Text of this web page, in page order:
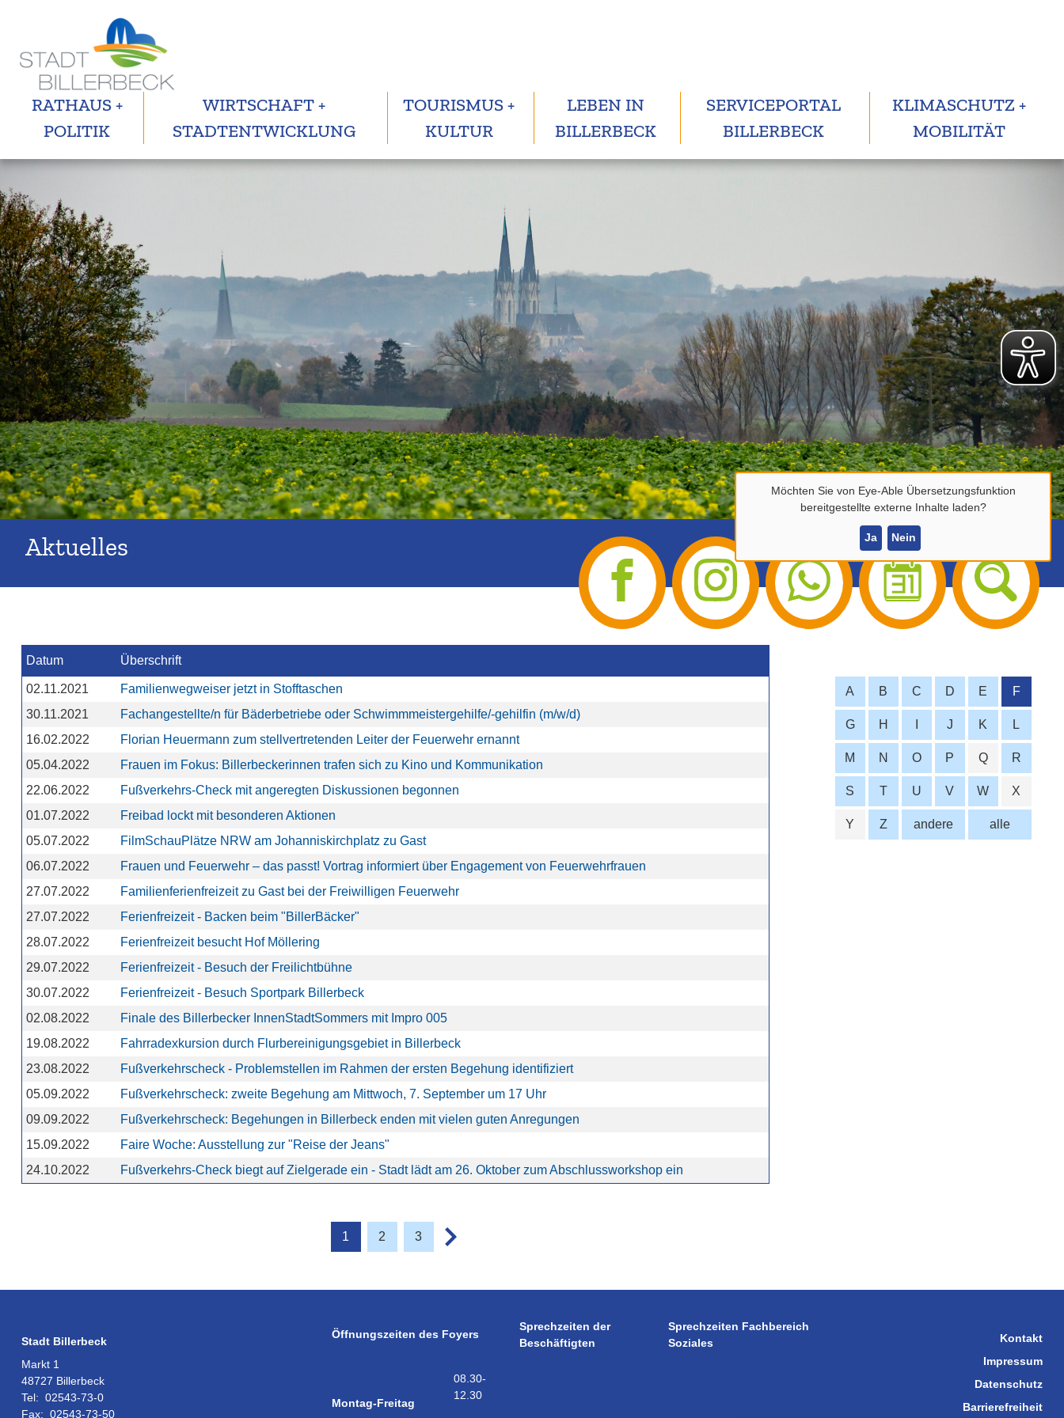
Möchten Sie von Eye-Able Übersetzungsfunktion
bereitgestellte externe Inhalte laden?
Ja Nein
RATHAUS +
POLITIK
WIRTSCHAFT +
STADTENTWICKLUNG
TOURISMUS +
KULTUR
LEBEN IN
BILLERBECK
SERVICEPORTAL
BILLERBECK
KLIMASCHUTZ +
MOBILITÄT
Aktuelles
Datum Überschrift
02.11.2021
Familienwegweiser jetzt in Stofftaschen
30.11.2021
Fachangestellte/n für Bäderbetriebe oder Schwimmmeistergehilfe/-gehilfin (m/w/d)
16.02.2022
Florian Heuermann zum stellvertretenden Leiter der Feuerwehr ernannt
05.04.2022
Frauen im Fokus: Billerbeckerinnen trafen sich zu Kino und Kommunikation
22.06.2022
Fußverkehrs-Check mit angeregten Diskussionen begonnen
01.07.2022
Freibad lockt mit besonderen Aktionen
05.07.2022
FilmSchauPlätze NRW am Johanniskirchplatz zu Gast
06.07.2022
Frauen und Feuerwehr – das passt! Vortrag informiert über Engagement von Feuerwehrfrauen
27.07.2022
Familienferienfreizeit zu Gast bei der Freiwilligen Feuerwehr
27.07.2022
Ferienfreizeit - Backen beim "BillerBäcker"
28.07.2022
Ferienfreizeit besucht Hof Möllering
29.07.2022
Ferienfreizeit - Besuch der Freilichtbühne
30.07.2022
Ferienfreizeit - Besuch Sportpark Billerbeck
02.08.2022
Finale des Billerbecker InnenStadtSommers mit Impro 005
19.08.2022
Fahrradexkursion durch Flurbereinigungsgebiet in Billerbeck
23.08.2022
Fußverkehrscheck - Problemstellen im Rahmen der ersten Begehung identifiziert
05.09.2022
Fußverkehrscheck: zweite Begehung am Mittwoch, 7. September um 17 Uhr
09.09.2022
Fußverkehrscheck: Begehungen in Billerbeck enden mit vielen guten Anregungen
15.09.2022
Faire Woche: Ausstellung zur "Reise der Jeans"
24.10.2022
Fußverkehrs-Check biegt auf Zielgerade ein - Stadt lädt am 26. Oktober zum Abschlussworkshop ein
1 2 3
alle
A B C D E F
G H J K L
M N O P Q R
S T U V W X
Y Z andere
Stadt Billerbeck
Markt 1
48727 Billerbeck
Tel: 02543-73-0
Fax: 02543-73-50
Öffnungszeiten des Foyers
Sprechzeiten der
Beschäftigten
Sprechzeiten Fachbereich
Soziales
Montag-Freitag
08.30-
12.30
Kontakt
Impressum
Datenschutz
Barrierefreiheit